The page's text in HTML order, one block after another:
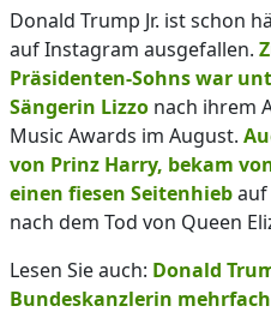
Donald Trump Jr. ist schon
auf Instagram ausgefallen.
Präsidenten-Sohns war
Sängerin Lizzo nach ihrem
Music Awards im August.
von Prinz Harry, bekam
einen fiesen Seitenhiebauf
nach dem Tod von Queen
Lesen Sie auch: Donald
Bundeskanzlerin